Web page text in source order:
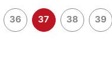
36 37 38 39